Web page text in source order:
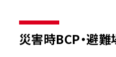
災害時BCP・避